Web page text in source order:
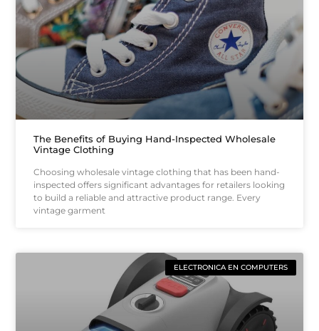
The Benefits of Buying Hand-Inspected Wholesale
Vintage Clothing
Choosing wholesale vintage clothing that has been hand-
inspected offers significant advantages for retailers looking
to build a reliable and attractive product range. Every
vintage garment
ELECTRONICA EN COMPUTERS